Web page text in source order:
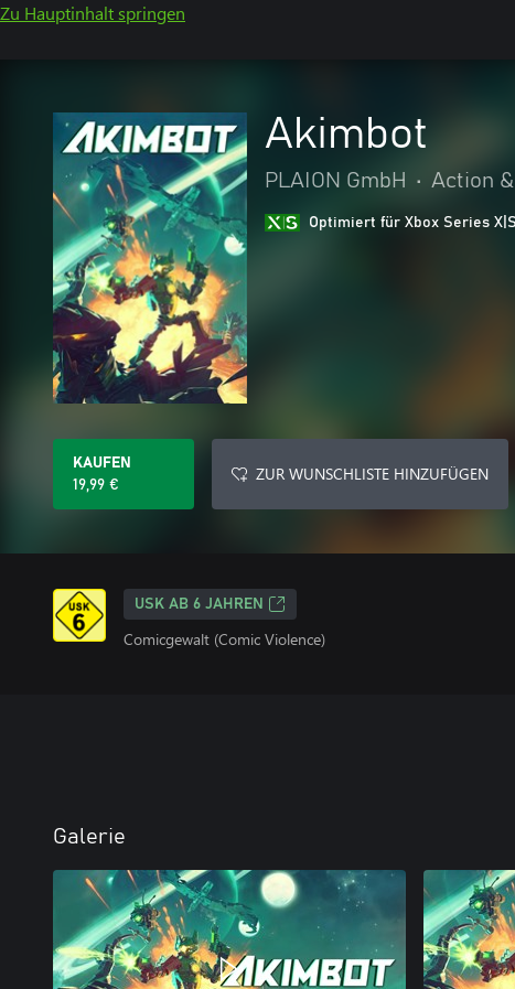
Zu Hauptinhalt springen
Akimbot
PLAION GmbH • Action
Optimiert für Xbox Series X|S
KAUFEN
19,99 €
ZUR WUNSCHLISTE HINZUFÜGEN
USK AB 6 JAHREN
Comicgewalt (Comic Violence)
Galerie